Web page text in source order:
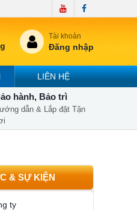
Tài khoản
Đăng nhập
LIÊN HỆ
hành, Bảo trì
dẫn & Lắp đặt Tận
& SỰ KIỆN
ty